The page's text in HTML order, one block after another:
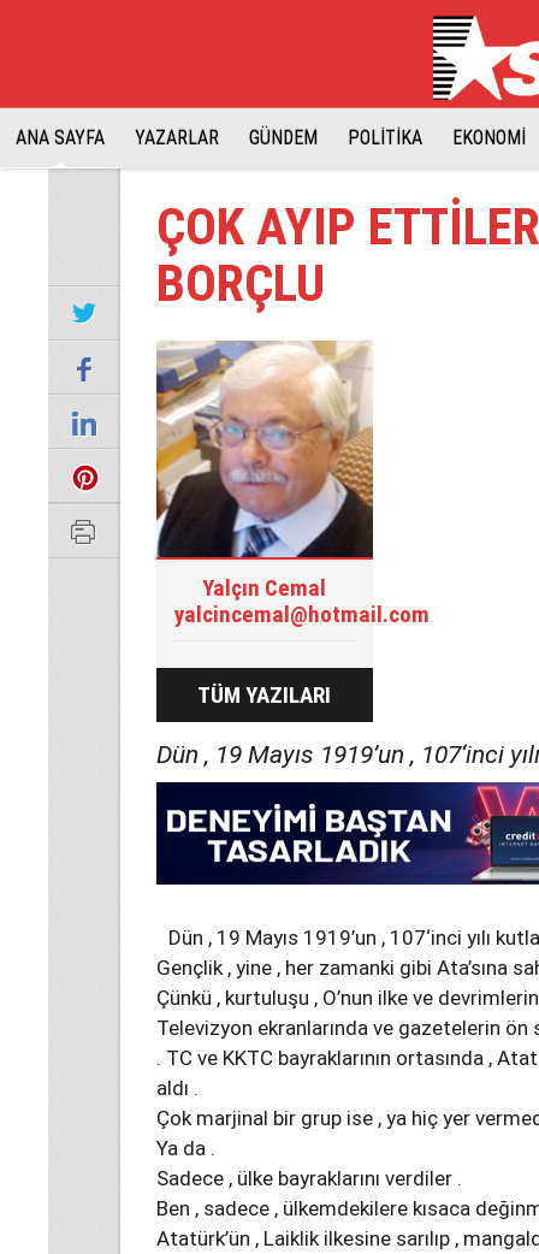
ANA SAYFA YAZARLAR GÜNDEM POLİTİKA EKONOMİ
ÇOK AYIP
BORÇLU
Yalçın Cemal
yalcincemal@hotmail.com
TÜM YAZILARI
Dün , 19 Mayıs 1919’un , 107‘inci
Dün , 19 Mayıs 1919’un , 107‘inci yılı
Gençlik , yine , her zamanki gibi Ata’sına
Çünkü , kurtuluşu , O’nun ilke ve
Televizyon ekranlarında ve gazetelerin
. TC ve KKTC bayraklarının ortasında ,
aldı .
Çok marjinal bir grup ise , ya hiç yer
Ya da .
Sadece , ülke bayraklarını verdiler .
Ben , sadece , ülkemdekilere kısaca
Atatürk’ün , Laiklik ilkesine sarılıp ,